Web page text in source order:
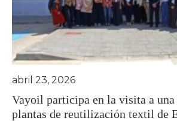
Vayoil participa en la visita a una
plantas de reutilización textil de
abril 23, 2026